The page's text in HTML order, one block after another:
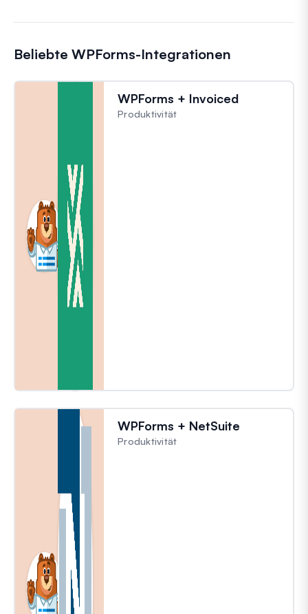
Beliebte WPForms-Integrationen
WPForms + Invoiced
Produktivität
WPForms + NetSuite
Produktivität